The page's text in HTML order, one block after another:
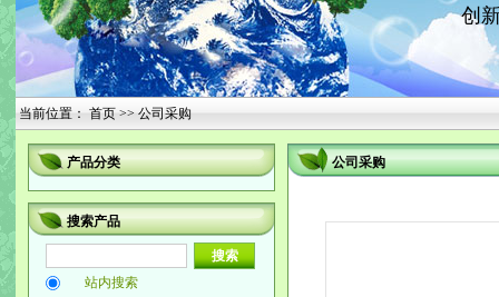
创
当前位置： 首页 >> 公司采购
产品分类
搜索产品
站内搜索
公司采购